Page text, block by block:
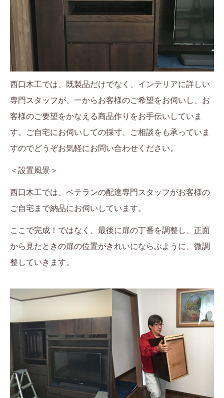
西口木工では、既製品だけでなく、インテリアに詳しい
専門スタッフが、一からお客様のご希望をお伺いし、お
客様のご要望をかなえる商品作りをお手伝いしていま
す。ご自宅にお伺いしての採寸、ご相談をも承っていま
すのでどうぞお気軽にお問い合わせください。
＜設置風景＞
西口木工では、ベテランの配達専門スタッフがお客様の
ご自宅まで納品にお伺いしています。
ここで完成！ではなく、最後に扉の丁番を調整し、正面
から見たときの扉の位置がきれいにならぶように、微調
整していきます。